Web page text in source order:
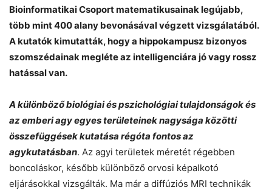
Bioinformatikai Csoport matematikusainak legújabb,
több mint 400 alany bevonásával végzett vizsgálatából.
A kutatók kimutatták, hogy a hippokampusz bizonyos
szomszédainak megléte az intelligenciára jó vagy rossz
hatással van.
A különböző biológiai és pszichológiai tulajdonságok és
az emberi agy egyes területeinek nagysága közötti
összefüggések kutatása régóta fontos az
agykutatásban. Az agyi területek méretét régebben
boncoláskor, később különböző orvosi képalkotó
eljárásokkal vizsgálták. Ma már a diffúziós MRI technikák